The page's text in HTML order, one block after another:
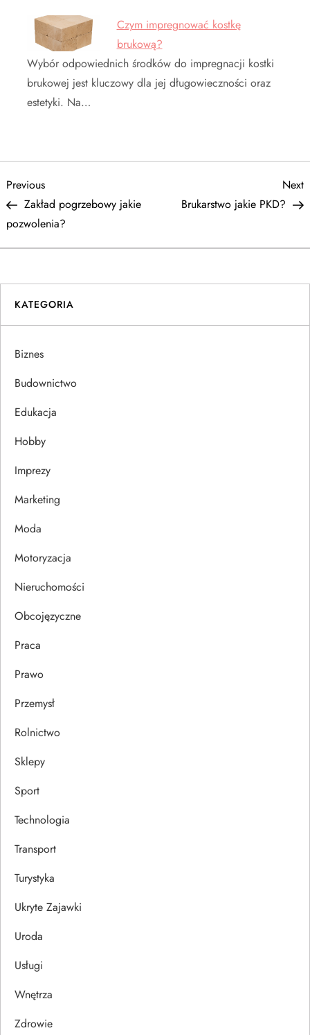
Czym impregnować kostkę
brukową?
Wybór odpowiednich środków do impregnacji kostki
brukowej jest kluczowy dla jej długowieczności oraz
estetyki. Na…
N
a
w
i
g
a
c
a
w
p
u
Previous
Post
Previous
Zakład pogrzebowy jakie
pozwolenia?
Next
Brukarstwo jakie PKD?
KATEGORIA
Biznes
Budownictwo
Edukacja
Hobby
Imprezy
Marketing
Moda
Motoryzacja
Nieruchomości
Obcojęzyczne
Praca
Prawo
Przemysł
Rolnictwo
Sklepy
Sport
Technologia
Transport
Turystyka
Ukryte Zajawki
Uroda
Usługi
Wnętrza
Zdrowie